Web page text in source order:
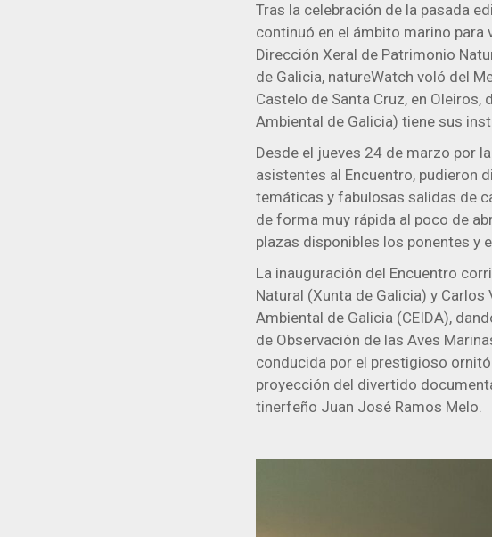
Tras la celebración de la pasada
continuó en el ámbito marino para
Dirección Xeral de Patrimonio
de Galicia, natureWatch voló del
Castelo de Santa Cruz, en Oleiros,
Ambiental de Galicia) tiene sus
Desde el jueves 24 de marzo por
asistentes al Encuentro, pudieron
temáticas y fabulosas salidas de
de forma muy rápida al poco de
plazas disponibles los ponentes y
La inauguración del Encuentro
Natural (Xunta de Galicia) y
Ambiental de Galicia (CEIDA),
de Observación de las Aves
conducida por el prestigioso
proyección del divertido
tinerfeño Juan José Ramos Melo.